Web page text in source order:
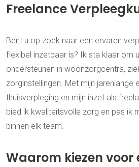
Freelance
Bent u op zoek naar een ervaren
flexibel inzetbaar is? Ik sta klaar om
ondersteunen in woonzorgcentra,
zorginstellingen. Met mijn jarenlange
thuisverpleging en mijn inzet als
bied ik kwaliteitsvolle zorg en pas ik
binnen elk team.
Waarom kiezen voor